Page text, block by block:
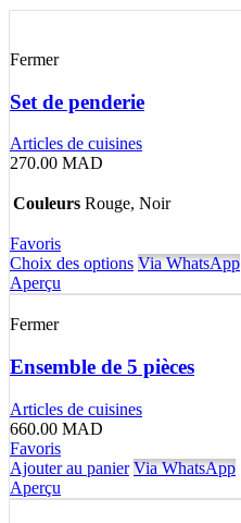
Fermer
Set de penderie
Articles de cuisines
270.00 MAD
Couleurs Rouge, Noir
Favoris
Choix des options Via WhatsApp
Aperçu
Fermer
Ensemble de 5 pièces
Articles de cuisines
660.00 MAD
Favoris
Ajouter au panier Via WhatsApp
Aperçu